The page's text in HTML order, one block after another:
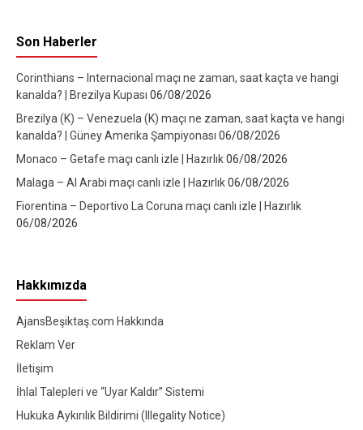
Son Haberler
Corinthians – Internacional maçı ne zaman, saat kaçta ve hangi
kanalda? | Brezilya Kupası 06/08/2026
Brezilya (K) – Venezuela (K) maçı ne zaman, saat kaçta ve hangi
kanalda? | Güney Amerika Şampiyonası 06/08/2026
Monaco – Getafe maçı canlı izle | Hazırlık06/08/2026
Malaga – Al Arabi maçı canlı izle | Hazırlık06/08/2026
Fiorentina – Deportivo La Coruna maçı canlı izle | Hazırlık
06/08/2026
Hakkımızda
AjansBeşiktaş.com Hakkında
Reklam Ver
İletişim
İhlal Talepleri ve “Uyar Kaldır” Sistemi
Hukuka Aykırılık Bildirimi (Illegality Notice)